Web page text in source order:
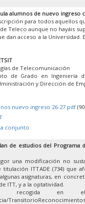
alumnos de nuevo ingreso
para todos aquellos
Teleco aunque no hayáis
dan acceso a la Universidad.
de Telecomunicación
de Grado en Ingeniería
y Dirección de
nuevo ingreso 26-27.pdf
conjunto
de estudios del Programa
una modificación no
ITTADE (734) que
asignaturas, en
ITT, y a la optatividad.
recogida en el